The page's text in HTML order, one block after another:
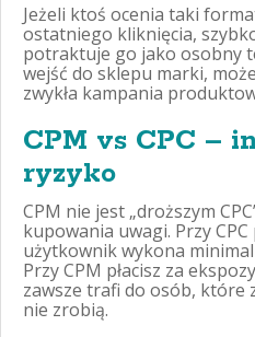
Jeżeli ktoś ocenia taki
ostatniego kliknięcia,
potraktuje go jako osobny
wejść do sklepu marki,
zwykła kampania
CPM vs CPC –
ryzyko
CPM nie jest „droższym
kupowania uwagi. Przy CPC
użytkownik wykona
Przy CPM płacisz za
zawsze trafi do osób, które
nie zrobią.